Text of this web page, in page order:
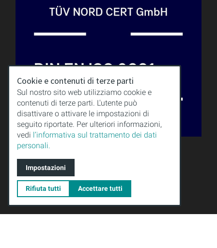
QUALITÀ
DOWNLOAD
NOTE LEGALI
CONDIZIONI GENERALI
Cookie e contenuti di terze parti
Sul nostro sito web utilizziamo cookie e
contenuti di terze parti. L'utente può
disattivare o attivare le impostazioni di
seguito riportate. Per ulteriori informazioni,
vedi l’informativa sul trattamento dei dati
personali.
Impostazioni
Rifiuta tutti Accettare tutti